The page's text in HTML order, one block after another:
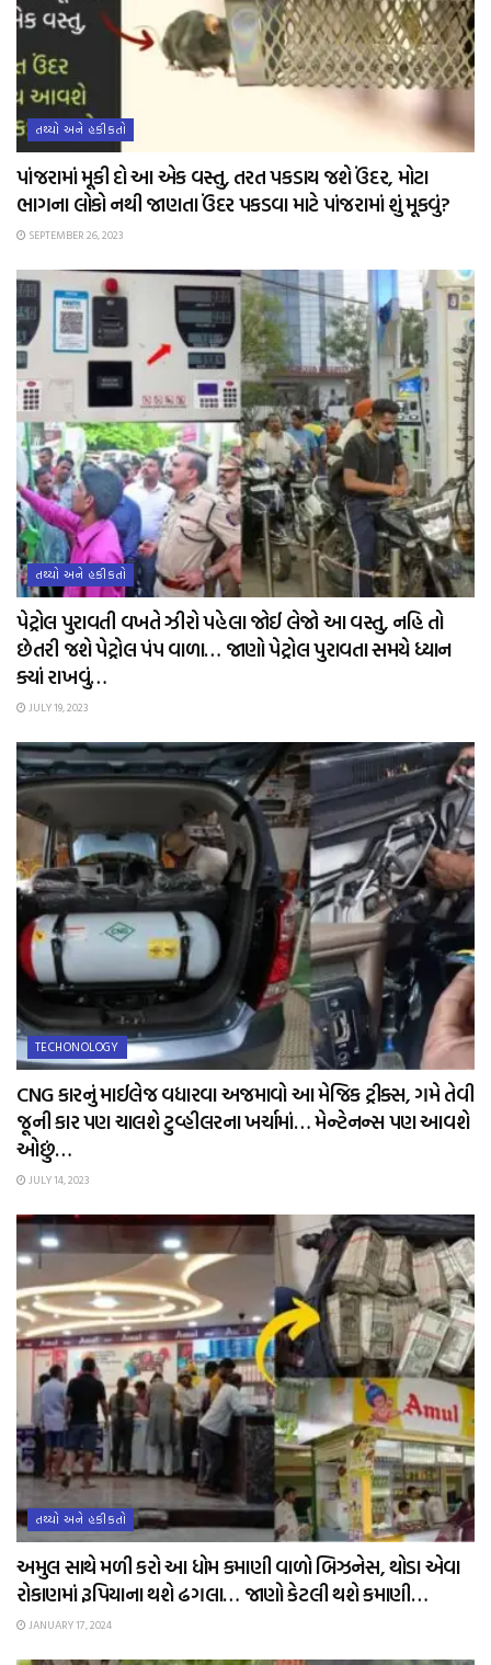
તથ્યો અને હકીકતો
પાંજરામાં મૂકી દો આ એક વસ્તુ, તરત પકડાય જશે ઉંદર, મોટા
ભાગના લોકો નથી જાણતા ઉંદર પકડવા માટે પાંજરામાં શું મૂકવું?
SEPTEMBER 26, 2023
તથ્યો અને હકીકતો
પેટ્રોલ પુરાવતી વખતે ઝીરો પહેલા જોઈ લેજો આ વસ્તુ, નહિ તો
છેતરી જશે પેટ્રોલ પંપ વાળા… જાણો પેટ્રોલ પુરાવતા સમયે ધ્યાન
ક્યાં રાખવું…
JULY 19, 2023
TECHONOLOGY
CNG કારનું માઈલેજ વધારવા અજમાવો આ મેજિક ટ્રીક્સ, ગમે તેવી
જૂની કાર પણ ચાલશે ટુવ્હીલરના ખર્ચામાં… મેન્ટેનન્સ પણ આવશે
ઓછું…
JULY 14, 2023
તથ્યો અને હકીકતો
અમુલ સાથે મળી કરો આ ધોમ કમાણી વાળો બિઝનેસ, થોડા એવા
રોકાણમાં રૂપિયાના થશે ઢગલા… જાણો કેટલી થશે કમાણી…
JANUARY 17, 2024